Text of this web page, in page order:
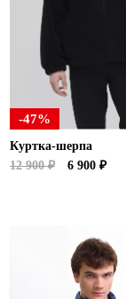
-47%
Куртка-шерпа
12 900 ₽
6 900 ₽